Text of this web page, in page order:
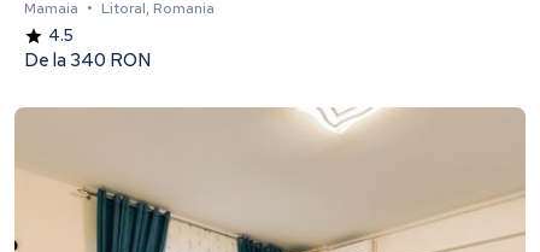
Mamaia • Litoral, Romania
4.5
De la 340 RON